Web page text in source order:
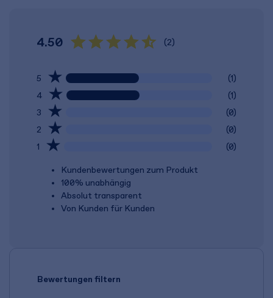
4.50 (2)
5
(1)
4
(1)
3
(0)
2
(0)
1
(0)
Kundenbewertungen zum Produkt
100% unabhängig
Absolut transparent
Von Kunden für Kunden
Bewertungen filtern